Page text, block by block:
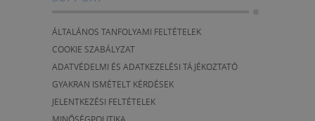
ÁLTALÁNOS TANFOLYAMI FELTÉTELEK
COOKIE SZABÁLYZAT
ADATVÉDELMI ÉS ADATKEZELÉSI TÁJÉKOZTATÓ
GYAKRAN ISMÉTELT KÉRDÉSEK
JELENTKEZÉSI FELTÉTELEK